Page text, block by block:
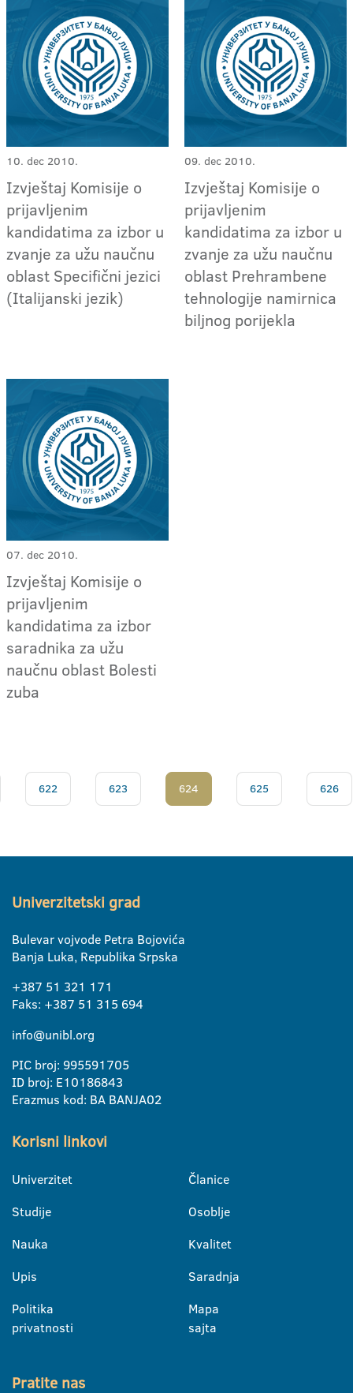
10. dec 2010.
Izvještaj Komisije o
prijavljenim
kandidatima za izbor u
zvanje za užu naučnu
oblast Specifični jezici
(Italijanski jezik)
09. dec 2010.
Izvještaj Komisije o
prijavljenim
kandidatima za izbor u
zvanje za užu naučnu
oblast Prehrambene
tehnologije namirnica
biljnog porijekla
07. dec 2010.
Izvještaj Komisije o
prijavljenim
kandidatima za izbor
saradnika za užu
naučnu oblast Bolesti
zuba
622 623 624 625 626
Univerzitetski grad
Bulevar vojvode Petra Bojovića
Banja Luka, Republika Srpska
+387 51 321 171
Faks: +387 51 315 694
info@unibl.org
PIC broj: 995591705
ID broj: E10186843
Erazmus kod: BA BANJA02
Korisni linkovi
Univerzitet
Studije
Nauka
Upis
Politika
privatnosti
Članice
Osoblje
Kvalitet
Saradnja
Mapa
sajta
Pratite nas